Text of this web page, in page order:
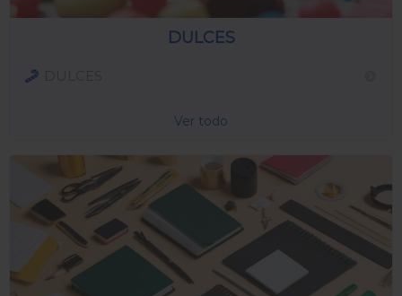
DULCES
Ver todo